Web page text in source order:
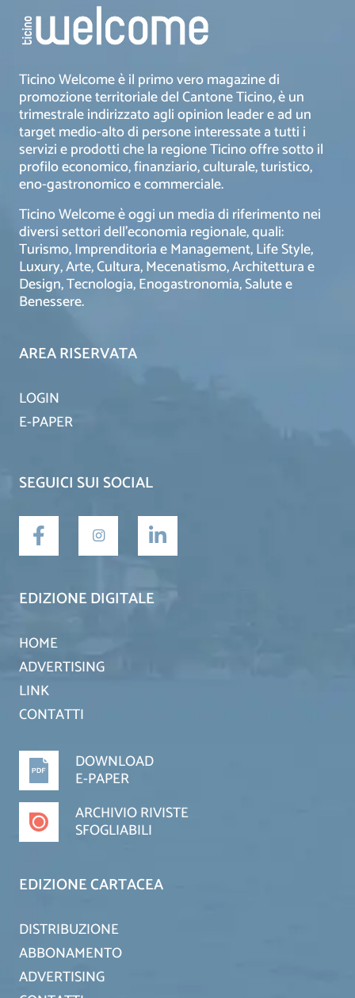
Ticino Welcome è il primo vero magazine di
promozione territoriale del Cantone Ticino, è un
trimestrale indirizzato agli opinion leader e ad un
target medio-alto di persone interessate a tutti i
servizi e prodotti che la regione Ticino offre sotto il
profilo economico, finanziario, culturale, turistico,
eno-gastronomico e commerciale.
Ticino Welcome è oggi un media di riferimento nei
diversi settori dell’economia regionale, quali:
Turismo, Imprenditoria e Management, Life Style,
Luxury, Arte, Cultura, Mecenatismo, Architettura e
Design, Tecnologia, Enogastronomia, Salute e
Benessere.
AREA RISERVATA
LOGIN
E-PAPER
SEGUICI SUI SOCIAL
EDIZIONE DIGITALE
HOME
ADVERTISING
LINK
CONTATTI
DOWNLOAD
E-PAPER
ARCHIVIO RIVISTE
SFOGLIABILI
EDIZIONE CARTACEA
DISTRIBUZIONE
ABBONAMENTO
ADVERTISING